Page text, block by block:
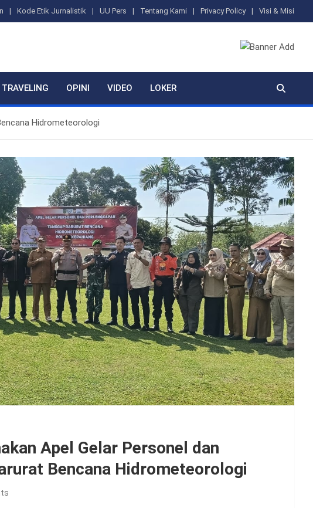
Kode Etik Jurnalistik UU Pers Tentang Kami Privacy Policy Visi & Misi
TRAVELING OPINI VIDEO LOKER
Hidrometeorologi
Apel Gelar Personel dan
Bencana Hidrometeorologi